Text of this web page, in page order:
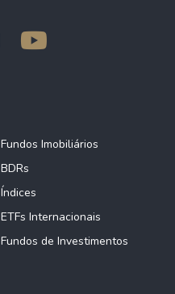
Fundos Imobiliários
BDRs
Índices
ETFs Internacionais
Fundos de Investimentos